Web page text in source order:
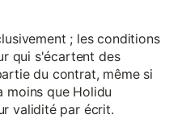
; les conditions
qui s'écartent des
du contrat, même si
moins que Holidu
validité par écrit.